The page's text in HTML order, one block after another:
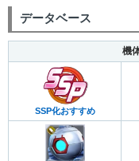
データベース
機
SSP化おすすめ